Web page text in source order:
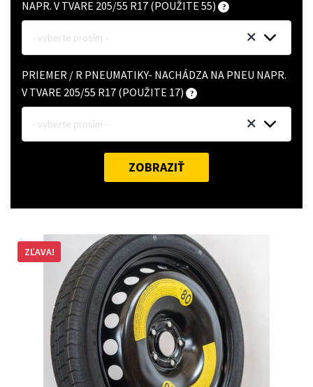
NAPR. V TVARE 205/55 R17 (POUŽITE 55)
- vyberte prosím -
PRIEMER / R PNEUMATIKY- NACHÁDZA NA PNEU NAPR.
V TVARE 205/55 R17 (POUŽITE 17)
- vyberte prosím -
ZOBRAZIŤ
ZĽAVA!